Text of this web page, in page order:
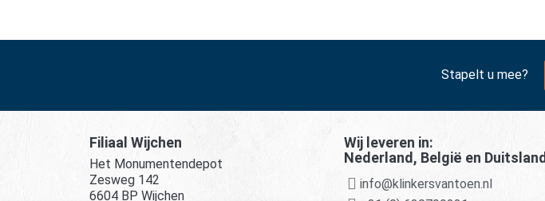
Stapelt u mee?
Filiaal Wijchen
Het Monumentendepot
Zesweg 142
6604 BP Wijchen
Wij leveren in:
Nederland, België en Duitsland
info@klinkersvantoen.nl